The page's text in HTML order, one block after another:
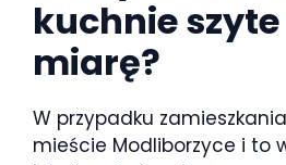
kuchnie
miarę?
W przypadku
mieście Modliborzyce i to